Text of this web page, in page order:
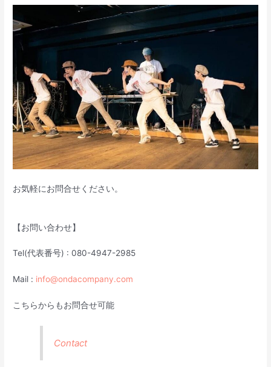
お気軽にお問合せください。
【お問い合わせ】
Tel(代表番号) : 080-4947-2985
Mail : info@ondacompany.com
こちらからもお問合せ可能
Contact